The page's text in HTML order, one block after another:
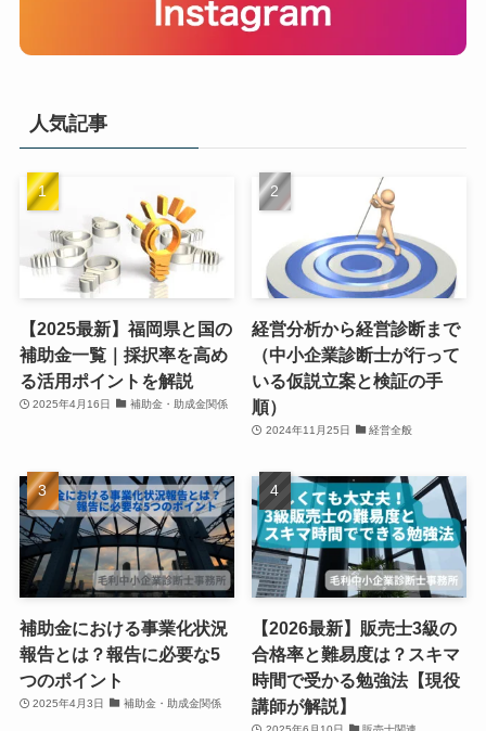
人気記事
【2025最新】福岡県と国の
補助金一覧｜採択率を高め
る活用ポイントを解説
2025年4月16日 補助金・助成金関係
経営分析から経営診断まで
（中小企業診断士が行って
いる仮説立案と検証の手
順）
2024年11月25日 経営全般
補助金における事業化状況
報告とは？報告に必要な5
つのポイント
2025年4月3日 補助金・助成金関係
【2026最新】販売士3級の
合格率と難易度は？スキマ
時間で受かる勉強法【現役
講師が解説】